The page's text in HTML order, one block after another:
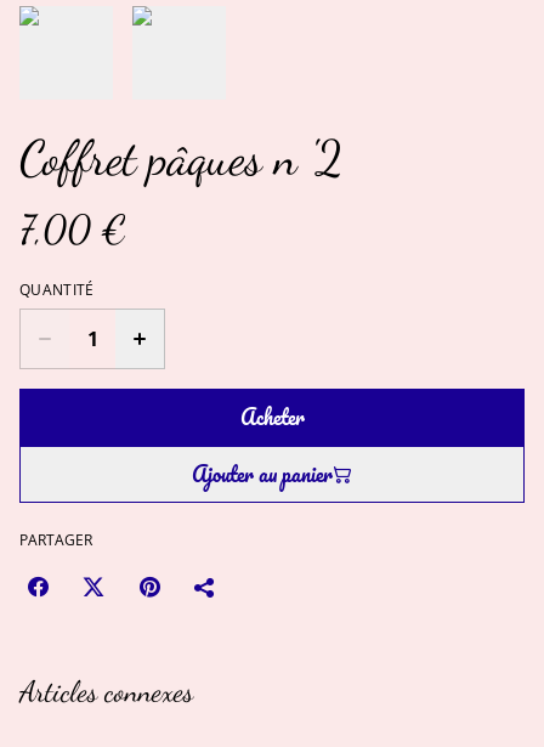
Coffret pâques n '2
7,00 €
QUANTITÉ
Acheter
Ajouter au panier
PARTAGER
Articles connexes